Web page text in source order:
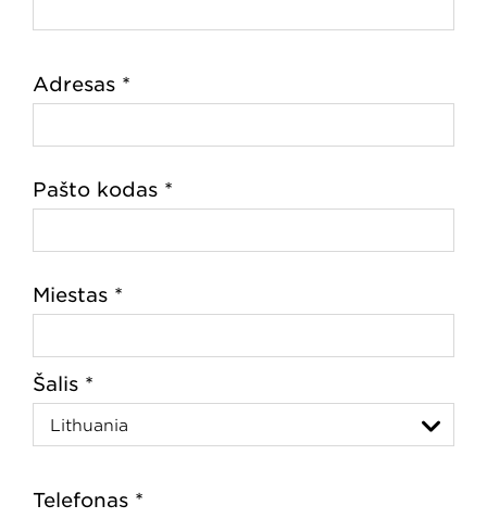
Adresas *
Pašto kodas *
Miestas *
Šalis *
Telefonas *